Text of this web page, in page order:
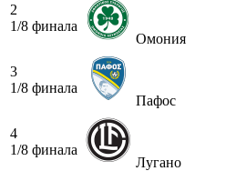
2
1/8 финала
Омония
3
1/8 финала
Пафос
4
1/8 финала
Лугано